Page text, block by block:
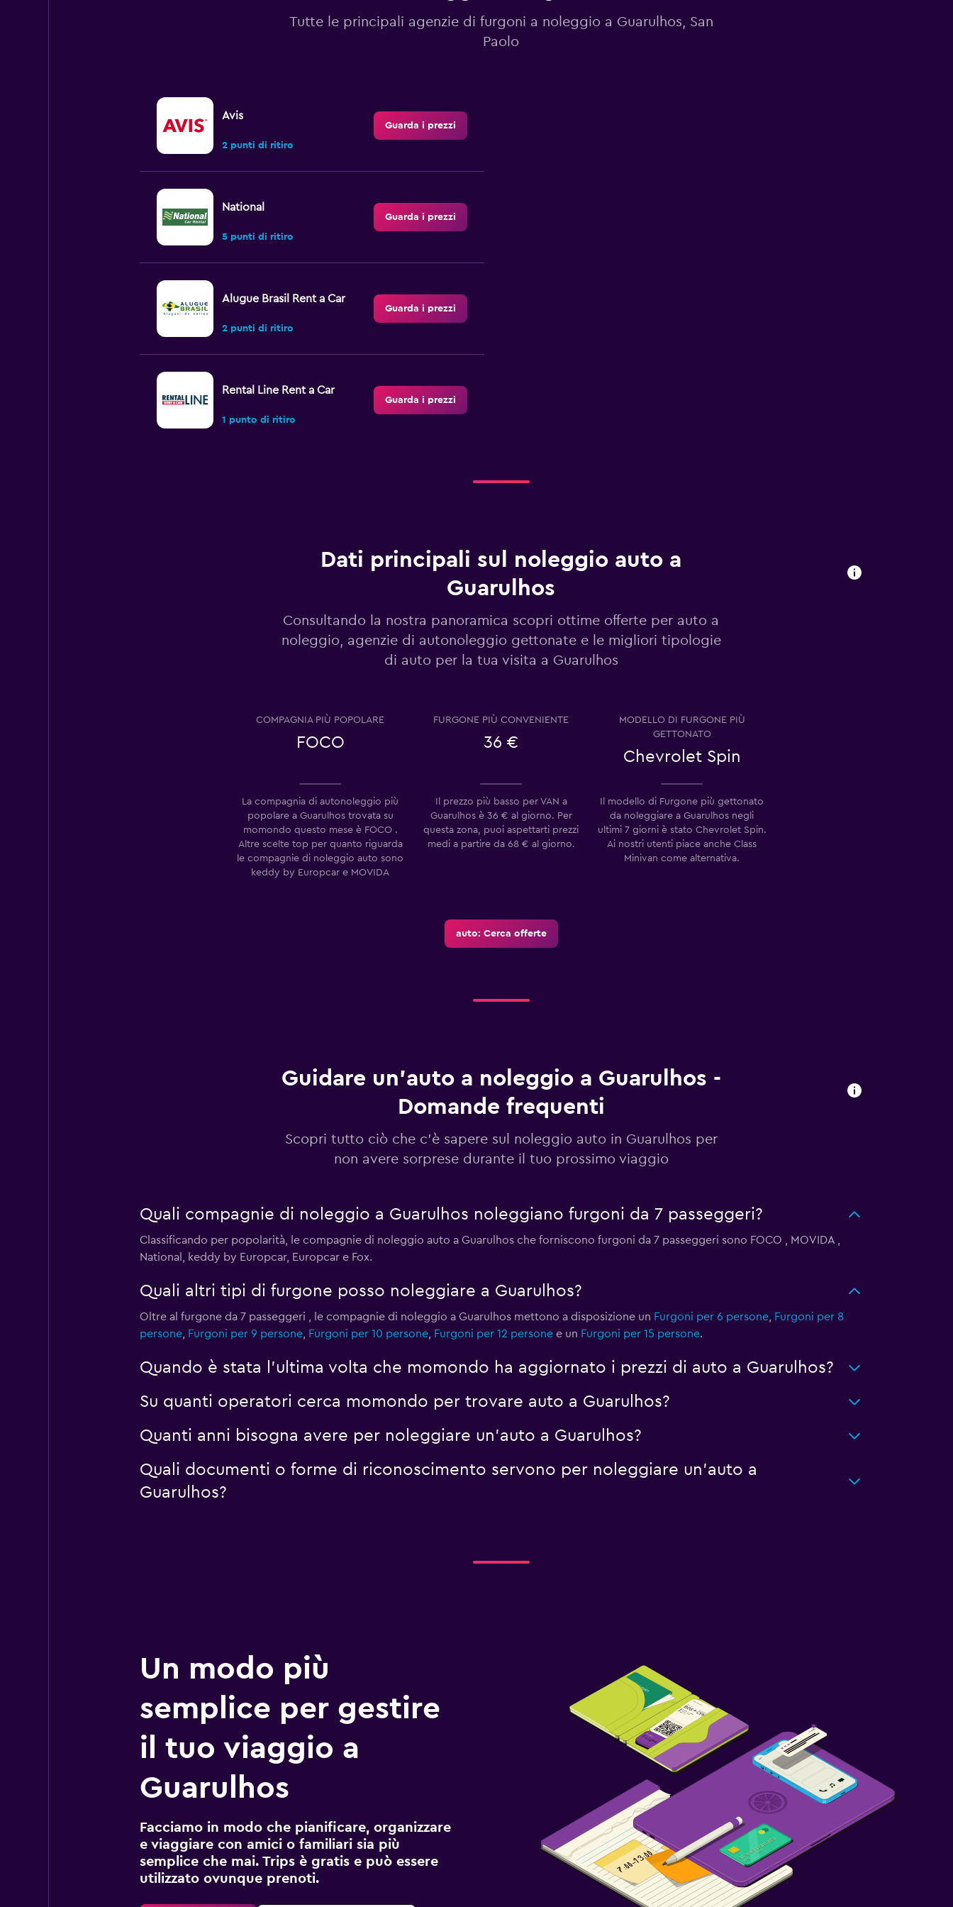
Tutte le principali agenzie di furgoni a noleggio a Guarulhos, San
Paolo
Avis
2 punti di ritiro
Guarda i prezzi
National
5 punti di ritiro
Guarda i prezzi
Alugue Brasil Rent a Car
2 punti di ritiro
Guarda i prezzi
Rental Line Rent a Car
1 punto di ritiro
Guarda i prezzi
Guarda i prezzi
Dati principali sul noleggio auto a
Guarulhos
Consultando la nostra panoramica scopri ottime offerte per auto a
noleggio, agenzie di autonoleggio gettonate e le migliori tipologie
di auto per la tua visita a Guarulhos
COMPAGNIA PIÙ POPOLARE
FOCO
FURGONE PIÙ CONVENIENTE
36 €
MODELLO DI FURGONE PIÙ
GETTONATO
Chevrolet Spin
La compagnia di autonoleggio più
popolare a Guarulhos trovata su
momondo questo mese è FOCO .
Altre scelte top per quanto riguarda
le compagnie di noleggio auto sono
keddy by Europcar e MOVIDA
Il prezzo più basso per VAN a
Guarulhos è 36 € al giorno. Per
questa zona, puoi aspettarti prezzi
medi a partire da 68 € al giorno.
Il modello di Furgone più gettonato
da noleggiare a Guarulhos negli
ultimi 7 giorni è stato Chevrolet Spin.
Ai nostri utenti piace anche Class
Minivan come alternativa.
auto: Cerca offerte
Guidare un'auto a noleggio a Guarulhos -
Domande frequenti
Scopri tutto ciò che c'è sapere sul noleggio auto in Guarulhos per
non avere sorprese durante il tuo prossimo viaggio
Quali compagnie di noleggio a Guarulhos noleggiano furgoni da 7 passeggeri?
Classificando per popolarità, le compagnie di noleggio auto a Guarulhos che forniscono furgoni da 7 passeggeri sono FOCO , MOVIDA ,
National, keddy by Europcar, Europcar e Fox.
Quali altri tipi di furgone posso noleggiare a Guarulhos?
Oltre al furgone da 7 passeggeri , le compagnie di noleggio a Guarulhos mettono a disposizione un Furgoni per 6 persone,
Furgoni per 8
persone, Furgoni per 9 persone, Furgoni per 10 persone, Furgoni per 12 personee un Furgoni per 15 persone.
Quando è stata l'ultima volta che momondo ha aggiornato i prezzi di auto a Guarulhos?
Su quanti operatori cerca momondo per trovare auto a Guarulhos?
Quanti anni bisogna avere per noleggiare un'auto a Guarulhos?
Quali documenti o forme di riconoscimento servono per noleggiare un'auto a
Guarulhos?
Un modo più
semplice per gestire
il tuo viaggio a
Guarulhos
Facciamo in modo che pianificare, organizzare
e viaggiare con amici o familiari sia più
semplice che mai. Trips è gratis e può essere
utilizzato ovunque prenoti.